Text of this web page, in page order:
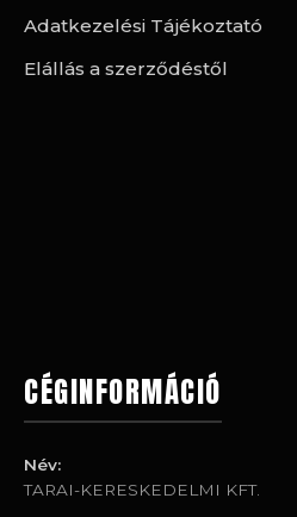
Adatkezelési Tájékoztató
Elállás a szerződéstől
CÉGINFORMÁCIÓ
Név:
TARAI-KERESKEDELMI KFT.